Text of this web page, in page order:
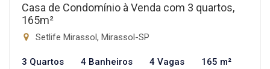
Casa de Condomínio à Venda com 3 quartos,
165m²
Setlife Mirassol, Mirassol-SP
3 Quartos 4 Banheiros 4 Vagas 165 m²